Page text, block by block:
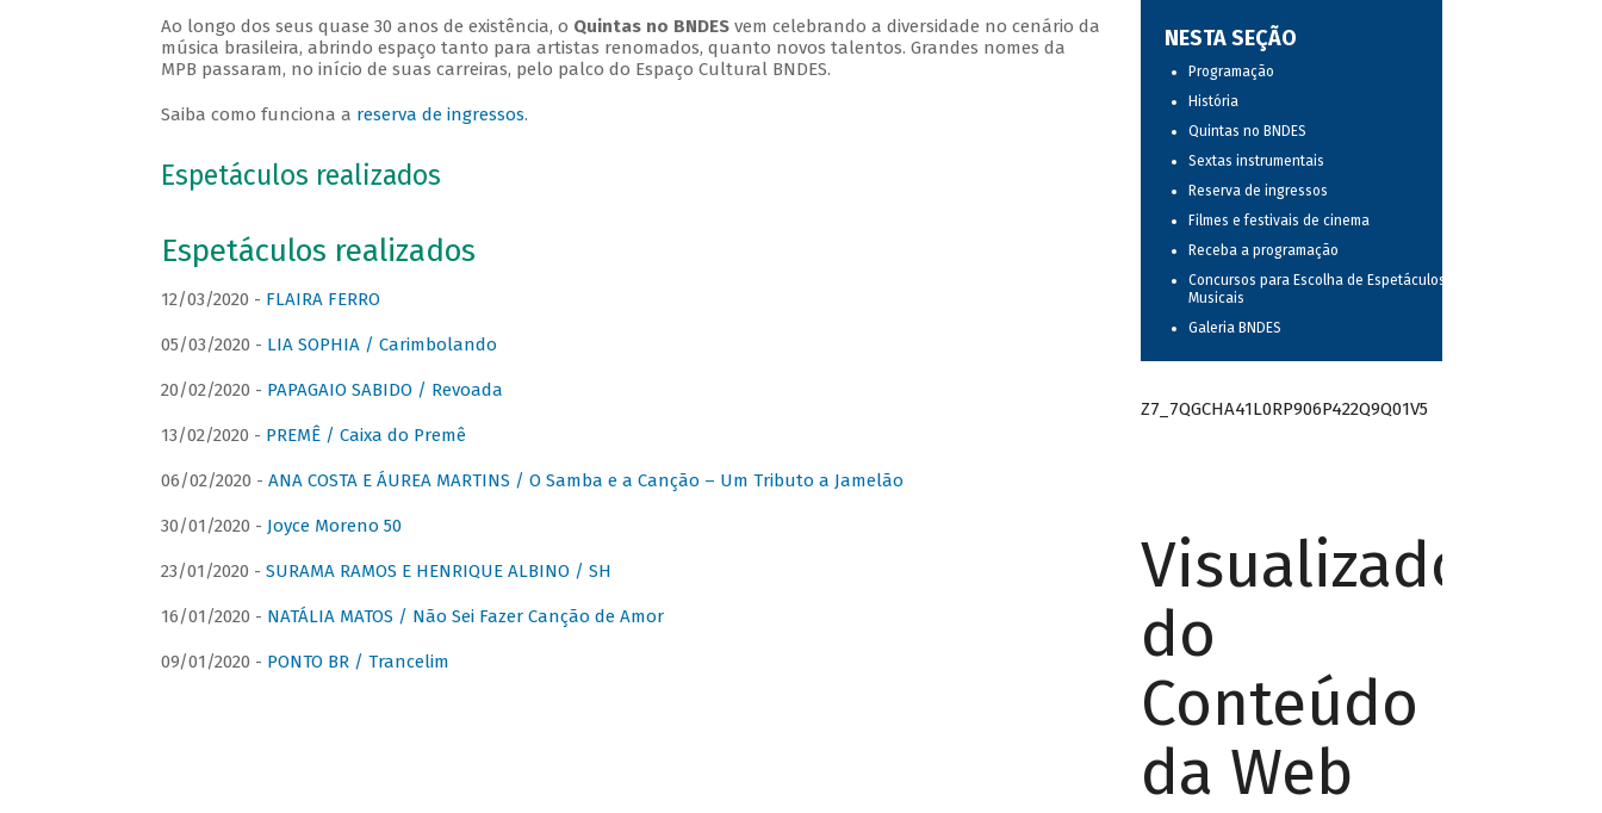
Ao longo dos seus quase 30 anos de existência, o Quintas no BNDESvem celebrando a diversidade no cenário da
música brasileira, abrindo espaço tanto para artistas renomados, quanto novos talentos. Grandes nomes da
MPB passaram, no início de suas carreiras, pelo palco do Espaço Cultural BNDES.
Saiba como funciona a reserva de ingressos.
Espetáculos realizados
Espetáculos realizados
12/03/2020 - FLAIRA FERRO
05/03/2020 - LIA SOPHIA / Carimbolando
20/02/2020 - PAPAGAIO SABIDO / Revoada
13/02/2020 - PREMÊ / Caixa do Premê
06/02/2020 - ANA COSTA E ÁUREA MARTINS / O Samba e a Canção – Um Tributo a Jamelão
30/01/2020 - Joyce Moreno 50
23/01/2020 - SURAMA RAMOS E HENRIQUE ALBINO / SH
16/01/2020 - NATÁLIA MATOS / Não Sei Fazer Canção de Amor
09/01/2020 - PONTO BR / Trancelim
NESTA SEÇÃO
Programação
História
Quintas no BNDES
Sextas instrumentais
Reserva de ingressos
Filmes e festivais de cinema
Receba a programação
Concursos para Escolha de Espetáculos
Musicais
Galeria BNDES
Z7_7QGCHA41L0RP906P422Q9Q01V5
Visualizador
do
Conteúdo
da Web